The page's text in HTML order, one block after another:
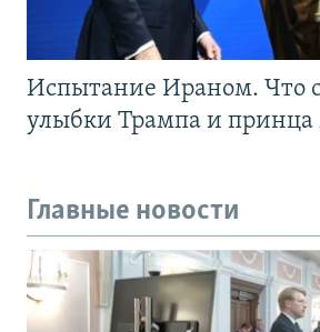
Испытание Ираном. Что
улыбки Трампа и
Главные новости